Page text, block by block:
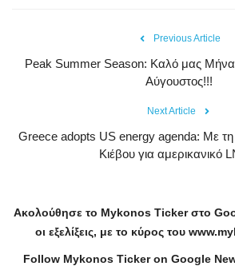
Previous Article
Peak Summer Season: Kαλό μας
Αύγουστος!!!
Next Article
Greece adopts US energy agenda: Με
Κιέβου για αμερικανικό
Ακολούθησε το Mykonos Tickerστο
οι εξελίξεις, με το κύρος του www.
Follow Mykonos Ticker on Google